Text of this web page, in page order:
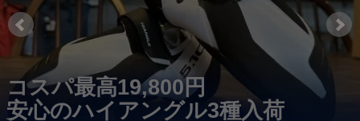
コスパ最高19,800円
安心のハイアングル3種入荷